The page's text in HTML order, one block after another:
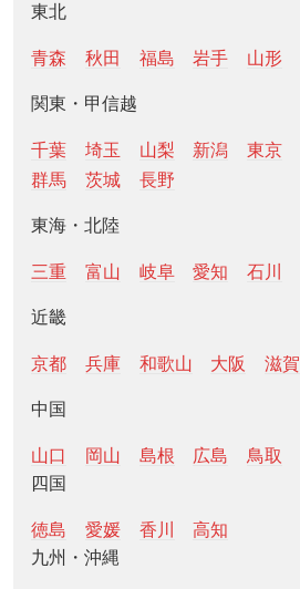
東北
青森 秋田 福島 岩手 山形
関東・甲信越
千葉 埼玉 山梨 新潟 東京
群馬
茨城 長野
東海・北陸
三重 富山 岐阜 愛知 石川
近畿
京都 兵庫 和歌山 大阪 滋賀
中国
山口 岡山 島根 広島
鳥取
四国
徳島 愛媛 香川
高知
九州・沖縄